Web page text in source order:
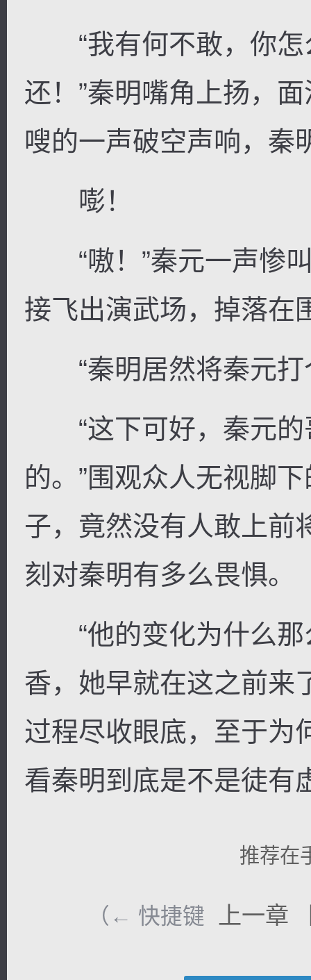
“我有何不敢，你怎
还！”秦明嘴角上扬，
嗖的一声破空声响，秦
嘭！
“嗷！”秦元一声惨叫
接飞出演武场，掉落在
“秦明居然将秦元打
“这下可好，秦元的
的。”围观众人无视脚
子，竟然没有人敢上前
刻对秦明有多么畏惧。
“他的变化为什么那
香，她早就在这之前来
过程尽收眼底，至于为
看秦明到底是不是徒有
推荐在
（← 快捷键 上一章